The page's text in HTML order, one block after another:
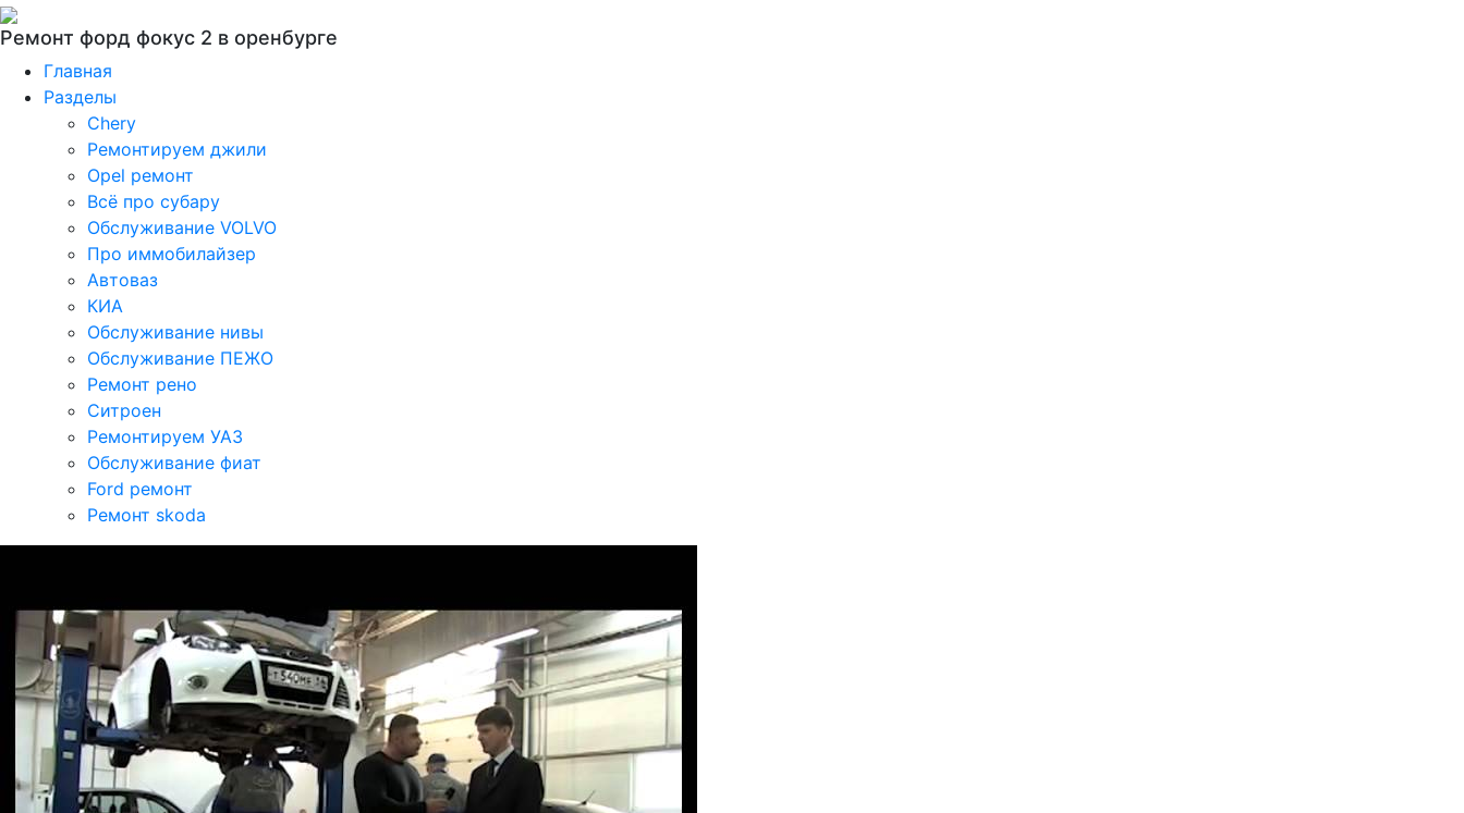
Ремонт форд фокус 2 в оренбурге
Главная
Разделы
Chery
Ремонтируем джили
Opel ремонт
Всё про субару
Обслуживание VOLVO
Про иммобилайзер
Автоваз
КИА
Обслуживание нивы
Обслуживание ПЕЖО
Ремонт рено
Ситроен
Ремонтируем УАЗ
Обслуживание фиат
Ford ремонт
Ремонт skoda